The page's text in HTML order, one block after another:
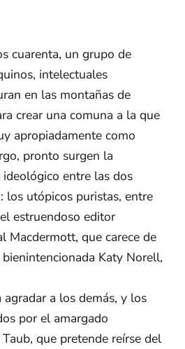
cuarenta, un grupo de
intelectuales
en las montañas de
crear una comuna a la que
apropiadamente como
pronto surgen la
entre las dos
los utópicos puristas, entre
estruendoso editor
Macdermott, que carece de
Katy Norell,
a los demás, y los
por el amargado
que pretende reírse del